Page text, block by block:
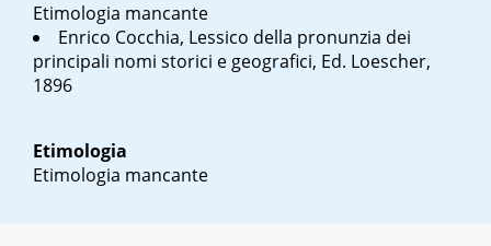
Etimologia mancante
Enrico Cocchia, Lessico della pronunzia dei
principali nomi storici e geografici, Ed. Loescher,
1896
Etimologia
Etimologia mancante